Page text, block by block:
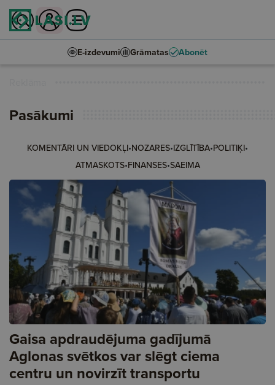
E-izdevumi Grāmatas Abonēt
Pasākumi
KOMENTĀRI UN VIEDOKĻI•NOZARES•IZGLĪTĪBA•POLITIĶI•
ATMASKOTS•FINANSES•SAEIMA
Gaisa apdraudējuma gadījumā
Aglonas svētkos var slēgt ciema
centru un novirzīt transportu